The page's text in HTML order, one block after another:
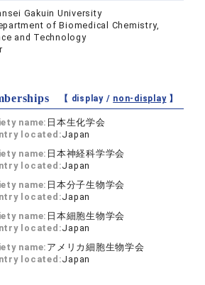
Gakuin University
of Biomedical Chemistry,
and Technology
【 display / non-display】
name: 日本生化学会
located:Japan
name: 日本神経科学学会
located:Japan
name: 日本分子生物学会
located:Japan
name: 日本細胞生物学会
located:Japan
name: アメリカ細胞生物学会
located:Japan